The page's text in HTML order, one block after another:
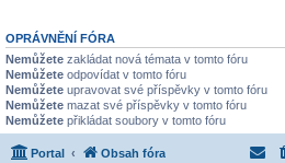
OPRÁVNĚNÍ FÓRA
Nemůžete zakládat nová témata v tomto fóru
Nemůžete odpovídat v tomto fóru
Nemůžete upravovat své příspěvky v tomto fóru
Nemůžete mazat své příspěvky v tomto fóru
Nemůžete přikládat soubory v tomto fóru
Portal Obsah fóra